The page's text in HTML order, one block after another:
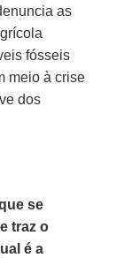
as
fósseis
meio à crise
dos
se
traz o
é a